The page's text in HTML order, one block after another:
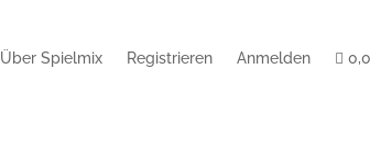
Über Spielmix Registrieren Anmelden